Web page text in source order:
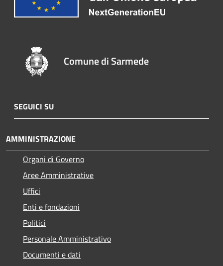
Comune di Sarmede
SEGUICI SU
AMMINISTRAZIONE
Organi di Governo
Aree Amministrative
Uffici
Enti e fondazioni
Politici
Personale Amministrativo
Documenti e dati